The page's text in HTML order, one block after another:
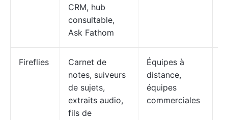
CRM, hub
consultable,
Ask Fathom
Fireflies
Carnet de
notes, suiveurs
de sujets,
extraits audio,
fils de
Équipes à
distance,
équipes
commerciales